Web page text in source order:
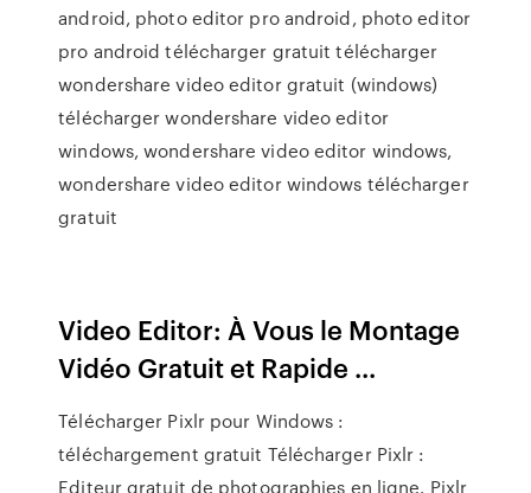
android, photo editor pro android, photo editor
pro android télécharger gratuit télécharger
wondershare video editor gratuit (windows)
télécharger wondershare video editor
windows, wondershare video editor windows,
wondershare video editor windows télécharger
gratuit
Video Editor: À Vous le Montage
Vidéo Gratuit et Rapide ...
Télécharger Pixlr pour Windows :
téléchargement gratuit Télécharger Pixlr :
Editeur gratuit de photographies en ligne. Pixlr